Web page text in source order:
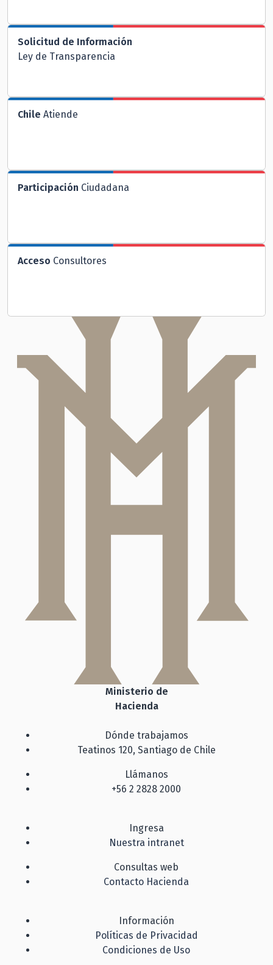
Solicitud de Información
Ley de Transparencia
Chile Atiende
Participación Ciudadana
Acceso Consultores
Ministerio de
Hacienda
Dónde trabajamos
Teatinos 120, Santiago de Chile
Llámanos
+56 2 2828 2000
Ingresa
Nuestra intranet
Consultas web
Contacto Hacienda
Información
Políticas de Privacidad
Condiciones de Uso